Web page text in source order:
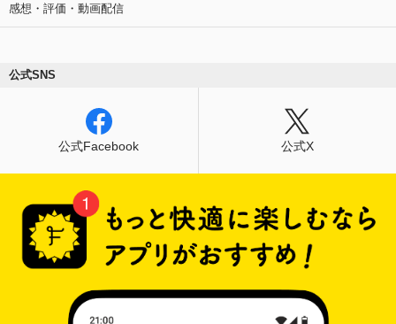
感想・評価・動画配信
公式SNS
公式Facebook 公式X